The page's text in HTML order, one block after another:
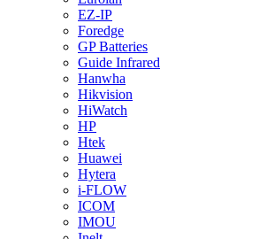
EZ-IP
Foredge
GP Batteries
Guide Infrared
Hanwha
Hikvision
HiWatch
HP
Htek
Huawei
Hytera
i-FLOW
ICOM
IMOU